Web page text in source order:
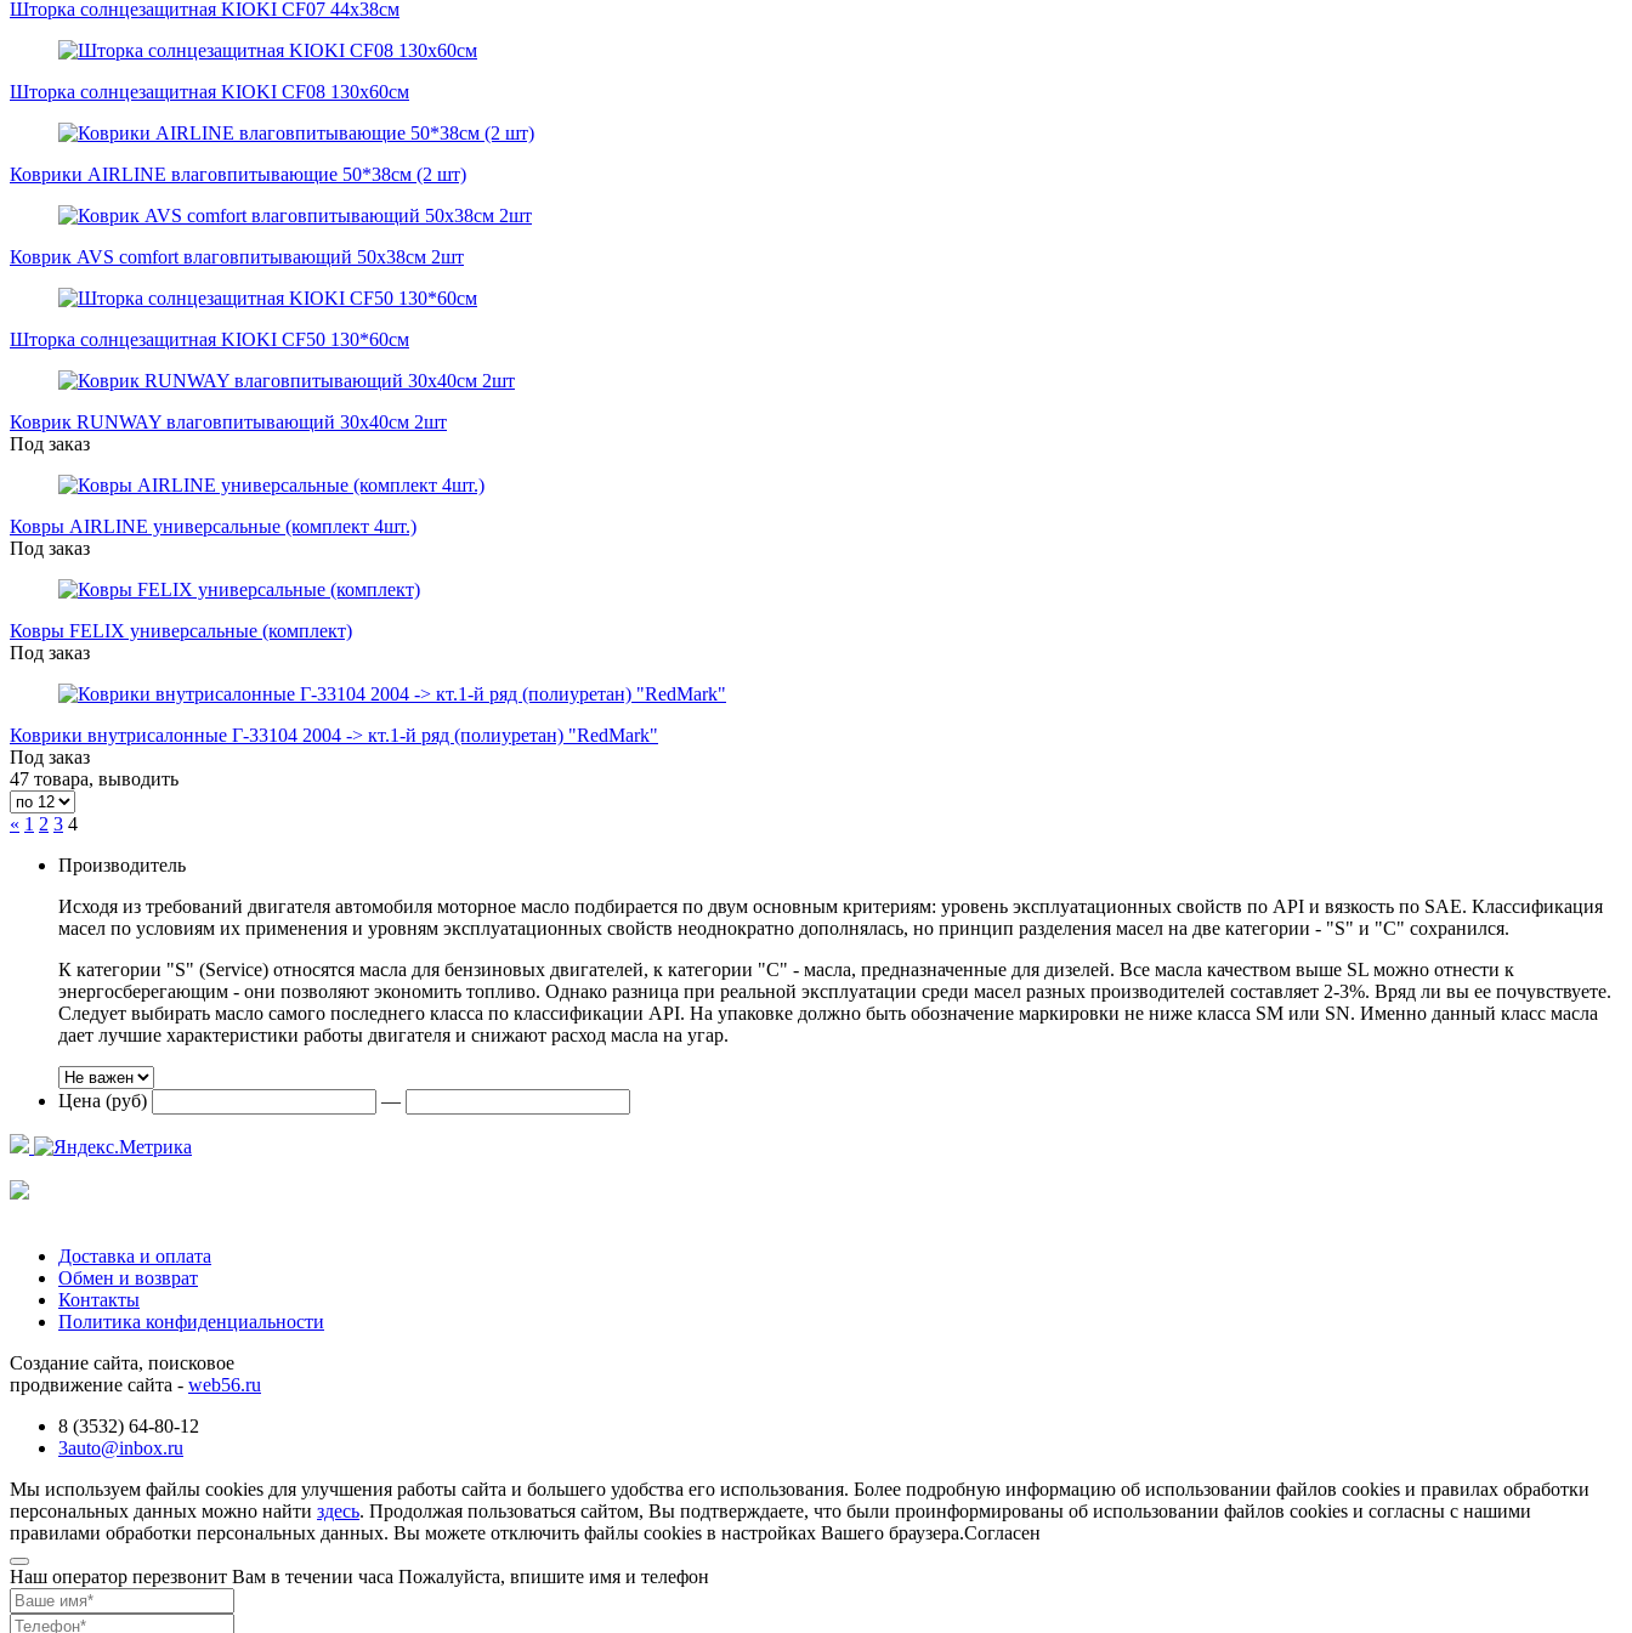
Шторка солнцезащитная KIOKI CF07 44x38см
Шторка солнцезащитная KIOKI CF08 130x60см
Коврики AIRLINE влаговпитывающие 50*38см (2 шт)
Коврик AVS comfort влаговпитывающий 50х38см 2шт
Шторка солнцезащитная KIOKI CF50 130*60см
Коврик RUNWAY влаговпитывающий 30x40см 2шт
Под заказ
Ковры AIRLINE универсальные (комплект 4шт.)
Под заказ
Ковры FELIX универсальные (комплект)
Под заказ
Коврики внутрисалонные Г-33104 2004 -> кт.1-й ряд (полиуретан) "RedMark"
Под заказ
47 товара, выводить
« 1 2 3 4
Производитель
Исходя из требований двигателя автомобиля моторное масло подбирается по двум основным критериям: уровень эксплуатационных свойств по API и вязкость по SAE. Классификация
масел по условиям их применения и уровням эксплуатационных свойств неоднократно дополнялась, но принцип разделения масел на две категории - "S" и "С" сохранился.
К категории "S" (Service) относятся масла для бензиновых двигателей, к категории "С" - масла, предназначенные для дизелей. Все масла качеством выше SL можно отнести к
энергосберегающим - они позволяют экономить топливо. Однако разница при реальной эксплуатации среди масел разных производителей составляет 2-3%. Вряд ли вы ее почувствуете.
Следует выбирать масло самого последнего класса по классификации API. На упаковке должно быть обозначение маркировки не ниже класса SM или SN. Именно данный класс масла
дает лучшие характеристики работы двигателя и снижают расход масла на угар.
Цена (руб) —
Доставка и оплата
Обмен и возврат
Контакты
Политика конфиденциальности
Создание сайта, поисковое
продвижение сайта - web56.ru
8 (3532) 64-80-12
3auto@inbox.ru
Мы используем файлы cookies для улучшения работы сайта и большего удобства его использования. Более подробную информацию об использовании файлов cookies и правилах обработки
персональных данных можно найти здесь. Продолжая пользоваться сайтом, Вы подтверждаете, что были проинформированы об использовании файлов cookies и согласны с нашими
правилами обработки персональных данных. Вы можете отключить файлы cookies в настройках Вашего браузера.Согласен
Наш оператор перезвонит Вам в течении часа Пожалуйста, впишите имя и телефон